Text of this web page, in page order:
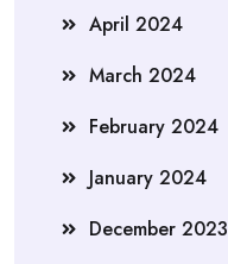
April 2024
March 2024
February 2024
January 2024
December 2023